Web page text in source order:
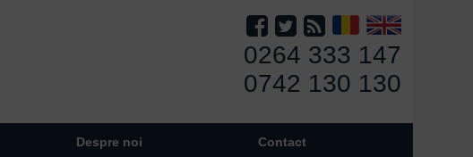
0264 333 147
0742 130 130
Despre noi Contact